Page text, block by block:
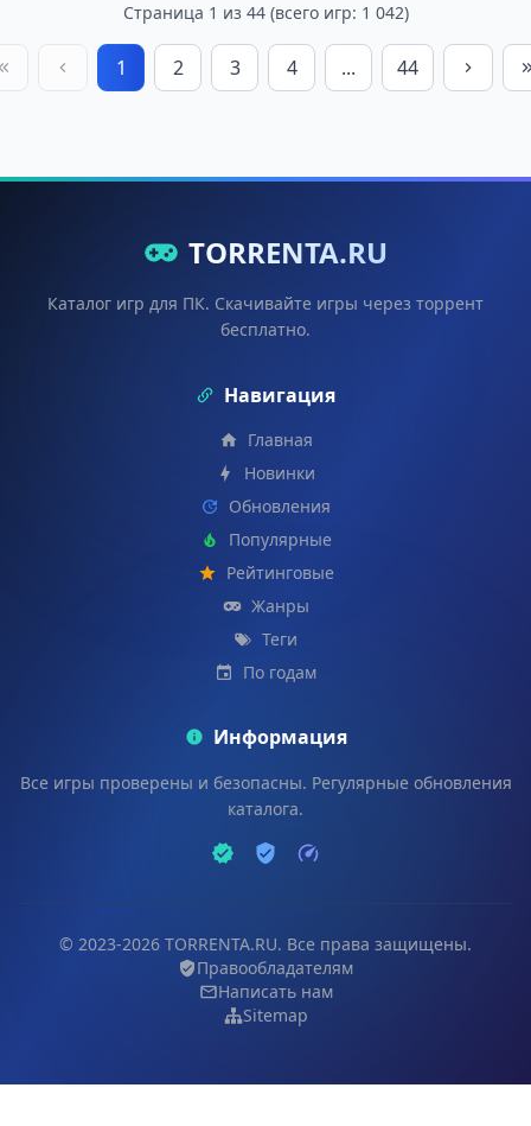
Страница 1 из 44 (всего игр: 1 042)
1 2 3 4 ... 44
TORRENTA.RU
Каталог игр для ПК. Скачивайте игры через торрент
бесплатно.
Навигация
Главная
Новинки
Обновления
Популярные
Рейтинговые
Жанры
Теги
По годам
Информация
Все игры проверены и безопасны. Регулярные обновления
каталога.
© 2023-2026 TORRENTA.RU. Все права защищены.
Правообладателям
Написать нам
Sitemap